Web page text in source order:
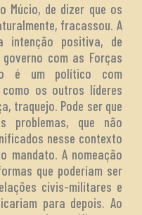
Múcio, de dizer que os
fracassou. A
intenção positiva, de
com as Forças
é um político com
como os outros líderes
traquejo. Pode ser que
problemas, que não
nesse contexto
mandato. A nomeação
que poderíam ser
civis-militares e
para depois. Ao